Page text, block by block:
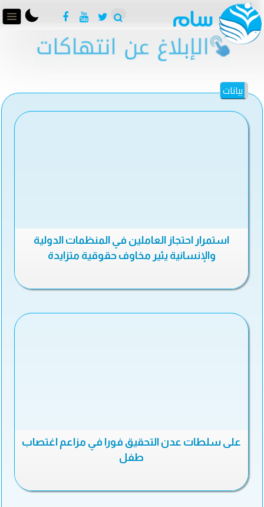
بيانات
استمرار احتجاز العاملين في المنظمات الدولية
والإنسانية يثير مخاوف حقوقية متزايدة
على سلطات عدن التحقيق فورا في مزاعم اغتصاب
طفل